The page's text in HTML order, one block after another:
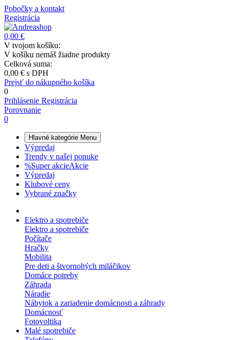
Pobočky a kontakt
Registrácia
0,00 €
V tvojom košíku:
V košíku nemáš žiadne produkty
Celková suma:
0,00 € s DPH
Prejsť do nákupného košíka
0
Prihlásenie Registrácia
Porovnanie
0
Hlavné kategórie Menu
Výpredaj
Trendy v našej ponuke
%Super akcieAkcie
Výpredaj
Klubové ceny
Vybrané značky
Elektro a spotrebiče
Elektro a spotrebiče
Počítače
Hračky
Mobilita
Pre deti a štvornohých miláčikov
Domáce potreby
Záhrada
Náradie
Nábytok a zariadenie domácnosti a záhrady
Domácnosť
Fotovoltika
Malé spotrebiče